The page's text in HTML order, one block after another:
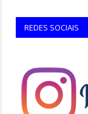
REDES SOCIAIS